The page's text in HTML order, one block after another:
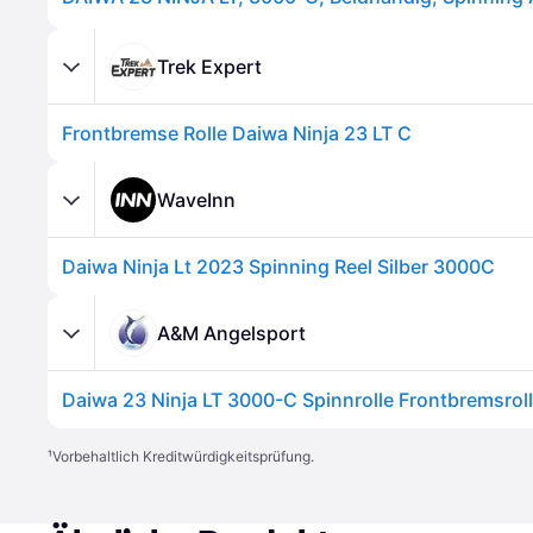
Trek Expert
Frontbremse Rolle Daiwa Ninja 23 LT C
WaveInn
Daiwa Ninja Lt 2023 Spinning Reel Silber 3000C
A&M Angelsport
Daiwa 23 Ninja LT 3000-C Spinnrolle
¹Vorbehaltlich Kreditwürdigkeitsprüfung.